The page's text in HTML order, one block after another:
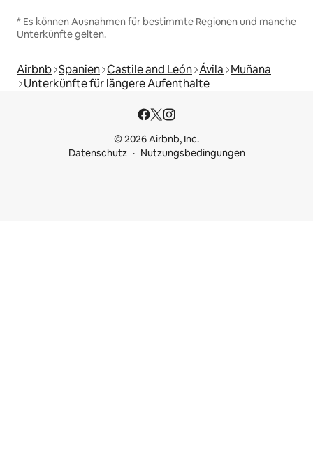
* Es können Ausnahmen für bestimmte Regionen und manche
Unterkünfte gelten.
Airbnb Spanien Castile and León Ávila Muñana
Unterkünfte für längere Aufenthalte
© 2026 Airbnb, Inc.
Datenschutz
Nutzungsbedingungen